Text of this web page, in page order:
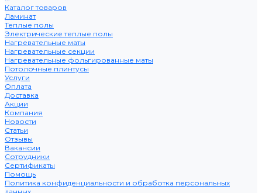
Каталог товаров
Ламинат
Теплые полы
Электрические теплые полы
Нагревательные маты
Нагревательные секции
Нагревательные фольгированные маты
Потолочные плинтусы
Услуги
Оплата
Доставка
Акции
Компания
Новости
Статьи
Отзывы
Вакансии
Сотрудники
Сертификаты
Помощь
Политика конфиденциальности и обработка персональных